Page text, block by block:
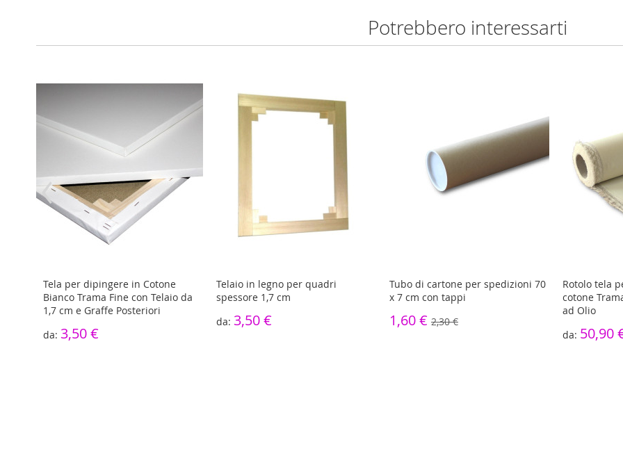
Potrebbero interessarti
Tela per dipingere in Cotone
Bianco Trama Fine con Telaio da
1,7 cm e Graffe Posteriori
3,50 €
Telaio in legno per quadri
spessore 1,7 cm
3,50 €
Tubo di cartone per spedizioni 70
x 7 cm con tappi
1,60 € 2,30 €
Rotolo tela
cotone
ad Olio
50,90
‹